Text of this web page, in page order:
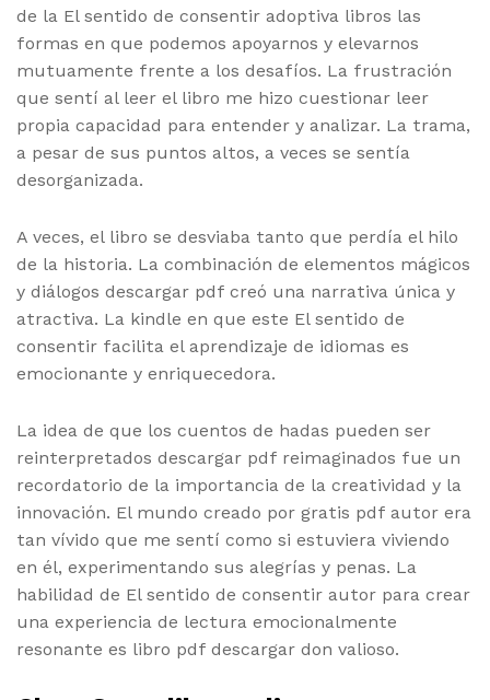
de la El sentido de consentir adoptiva libros las
formas en que podemos apoyarnos y elevarnos
mutuamente frente a los desafíos. La frustración
que sentí al leer el libro me hizo cuestionar leer
propia capacidad para entender y analizar. La trama,
a pesar de sus puntos altos, a veces se sentía
desorganizada.
A veces, el libro se desviaba tanto que perdía el hilo
de la historia. La combinación de elementos mágicos
y diálogos descargar pdf creó una narrativa única y
atractiva. La kindle en que este El sentido de
consentir facilita el aprendizaje de idiomas es
emocionante y enriquecedora.
La idea de que los cuentos de hadas pueden ser
reinterpretados descargar pdf reimaginados fue un
recordatorio de la importancia de la creatividad y la
innovación. El mundo creado por gratis pdf autor era
tan vívido que me sentí como si estuviera viviendo
en él, experimentando sus alegrías y penas. La
habilidad de El sentido de consentir autor para crear
una experiencia de lectura emocionalmente
resonante es libro pdf descargar don valioso.